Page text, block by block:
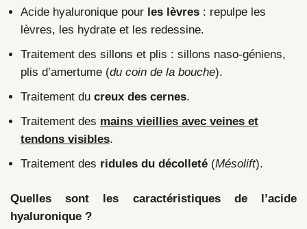
Acide hyaluronique pour les lèvres : repulpe les
lèvres, les hydrate et les redessine.
Traitement des sillons et plis : sillons naso-géniens,
plis d’amertume (du coin de la bouche).
Traitement du creux des cernes.
Traitement des mains vieillies avec veines et
tendons visibles.
Traitement des ridules du décolleté (Mésolift).
Quelles sont les caractéristiques de l’acide
hyaluronique ?